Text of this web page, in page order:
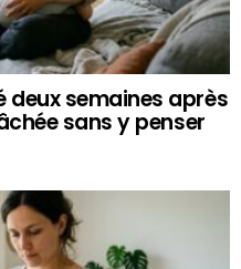
deux semaines après
sans y penser